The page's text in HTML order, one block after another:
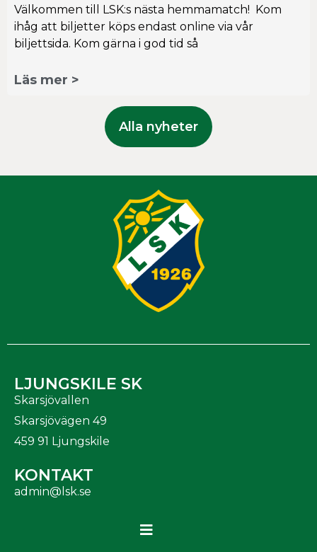
Välkommen till LSK:s nästa hemmamatch! Kom
ihåg att biljetter köps endast online via vår
biljettsida. Kom gärna i god tid så
Läs mer >
Alla nyheter
LJUNGSKILE SK
Skarsjövallen
Skarsjövägen 49
459 91 Ljungskile
KONTAKT
admin@lsk.se